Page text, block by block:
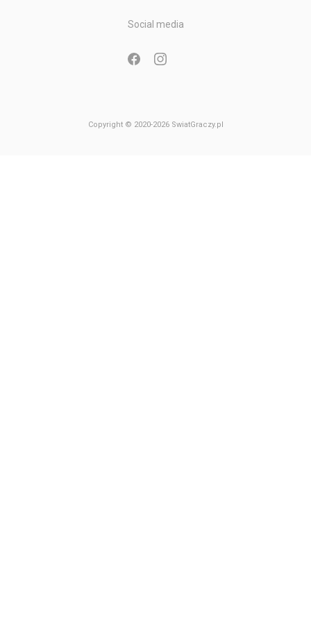
Social media
Copyright © 2020-2026 SwiatGraczy.pl